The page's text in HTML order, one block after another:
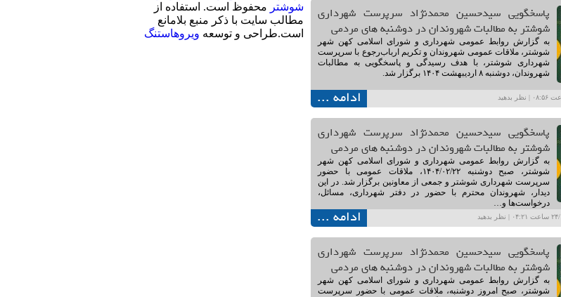
پاسخگویی سیدحسین محمدنژاد سرپرست شهرداری
شوشتر به مطالبات شهروندان در دوشنبه های مردمی
به گزارش روابط عمومی شهرداری و شورای اسلامی کهن شهر
شوشتر، صبح امروز دوشنبه، ملاقات عمومی با حضور سرپرست
پاسخگویی سیدحسین محمدنژاد سرپرست شهرداری
شوشتر به مطالبات شهروندان در دوشنبه های مردمی
به گزارش روابط عمومی شهرداری و شورای اسلامی کهن شهر
شوشتر، صبح دوشنبه ۱۴۰۴/۰۲/۲۲، ملاقات عمومی با حضور
سرپرست شهرداری شوشتر و جمعی از معاونین برگزار شد. در این
دیدار، شهروندان محترم با حضور در دفتر شهرداری، مسائل،
درخواست‌ها و…
نظر بدهید ادامه ...
پاسخگویی سیدحسین محمدنژاد سرپرست شهرداری
شوشتر به مطالبات شهروندان در دوشنبه های مردمی
به گزارش روابط عمومی شهرداری و شورای اسلامی کهن شهر
شوشتر، ملاقات عمومی شهروندان و تکریم ارباب‌رجوع با سرپرست
شهرداری شوشتر، با هدف رسیدگی و پاسخگویی به مطالبات
شهروندان، دوشنبه ۸ اردیبهشت ۱۴۰۴ برگزار شد.
نظر بدهید ادامه ...
شوشتر محفوظ است. استفاده از
مطالب سایت با ذکر منبع بلامانع
است.طراحی و توسعه ویروهاستنگ